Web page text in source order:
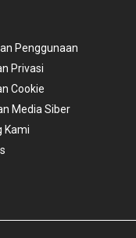
Penggunaan
Privasi
Cookie
Media Siber
Kami